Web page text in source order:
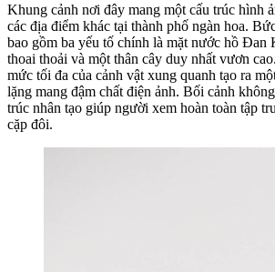
Khung cảnh nơi đây mang một cấu trúc hình
các địa điểm khác tại thành phố ngàn hoa.
bao gồm ba yếu tố chính là mặt nước hồ Đan
thoai thoải và một thân cây duy nhất vươn
mức tối đa của cảnh vật xung quanh tạo ra
lặng mang đậm chất điện ảnh. Bối cảnh
trúc nhân tạo giúp người xem hoàn toàn tập
cặp đôi.